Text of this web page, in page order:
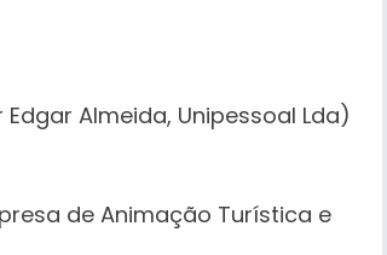
Almeida, Unipessoal Lda)
de Animação Turística e